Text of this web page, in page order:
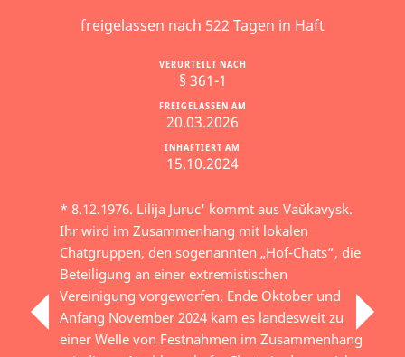
freigelassen nach 522 Tagen in Haft
INHAFTIERT AM
15.10.2024
FREIGELASSEN AM
20.03.2026
VERURTEILT NACH
§ 361-1
* 8.12.1976. Lilija Juruc' kommt aus Vaŭkavysk.
Ihr wird im Zusammenhang mit lokalen
Chatgruppen, den sogenannten „Hof-Chats“, die
Beteiligung an einer extremistischen
Vereinigung vorgeworfen. Ende Oktober und
Anfang November 2024 kam es landesweit zu
einer Welle von Festnahmen im Zusammenhang